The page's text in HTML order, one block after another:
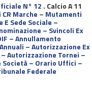
N° 12 . Calcio A 11
Marche – Mutamenti
E Sede Sociale –
– Svincoli Ex
– Annullamento
– Autorizzazione Ex
Autorizzazione Tornei –
Società – Orario Uffici –
Federale